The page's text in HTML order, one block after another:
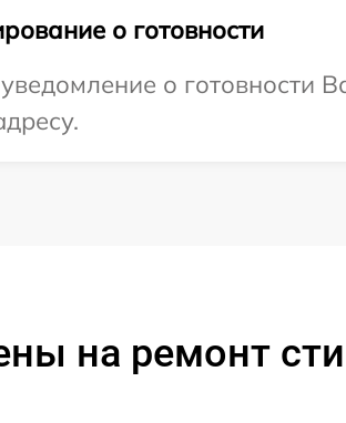
о готовности
о готовности
на ремонт